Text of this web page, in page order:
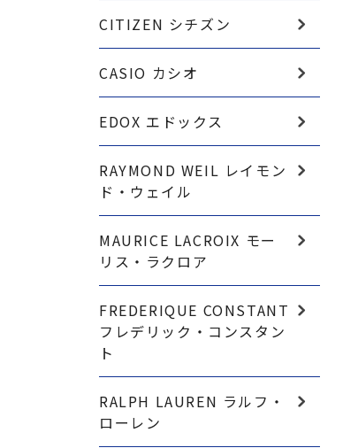
CITIZEN シチズン
CASIO カシオ
EDOX エドックス
RAYMOND WEIL レイモン
ド・ウェイル
MAURICE LACROIX モー
リス・ラクロア
FREDERIQUE CONSTANT
フレデリック・コンスタン
ト
RALPH LAUREN ラルフ・
ローレン